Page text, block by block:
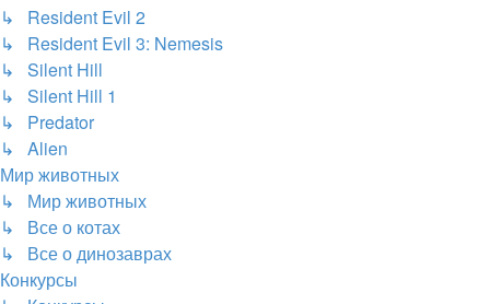
↳ Resident Evil 2
↳ Resident Evil 3: Nemesis
↳ Silent Hill
↳ Silent Hill 1
↳ Predator
↳ Alien
Мир животных
↳ Мир животных
↳ Все о котах
↳ Все о динозаврах
Конкурсы